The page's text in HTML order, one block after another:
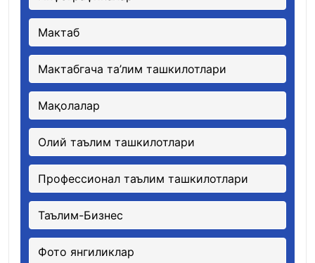
Мактаб
Мактабгача та’лим ташкилотлари
Мақолалар
Олий таълим ташкилотлари
Профессионал таълим ташкилотлари
Таълим-Бизнес
Фото янгиликлар